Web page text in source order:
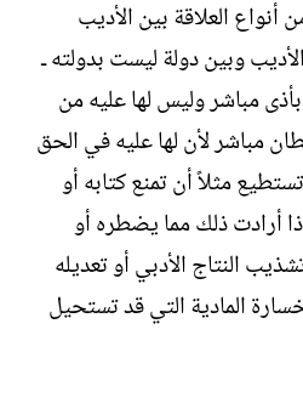
العلاقة بين الأديب
وبين دولة ليست بدولته ـ
مباشر وليس لها عليه من
مباشر لأن لها عليه في الحق
مثلاً أن تمنع كتابه أو
أرادت ذلك مما يضطره أو
النتاج الأدبي أو تعديله
المادية التي قد تستحيل